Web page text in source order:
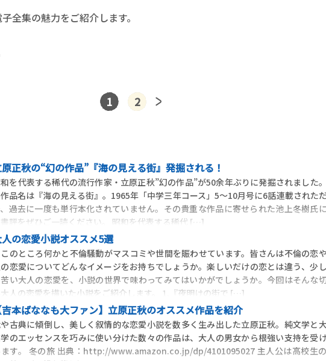
全集の魅力をご紹介します。
1 2
正秋の“幻の作品”『海の見える街』発掘される！
を代表する稀代の流行作家・立原正秋”幻の作品”が50余年ぶりに発掘されました
品名は『海の見える街』。1965年「中学三年コース」5～10月号に6話連載された
過去に一度も単行本化されていません。その貴重な作品に寄せられた池上冬樹氏
書評をぜひご一読ください。 昭和を代表する稀代 […]
の恋愛小説オススメ5選
のところ何かと不倫騒動がマスコミや世間を賑わせています。皆さんは不倫の恋
恋愛についてどんなイメージをお持ちでしょうか。楽しいだけの恋とは違う、少
い大人の恋愛を、小説の世界で味わってみてはいかがでしょうか。今回はそんな
人の恋愛を描いた小説をご紹介します。 1.『夜明けの街で […]
吉本ばななも大ファン】立原正秋のオススメ作品を紹介
古典に傾倒し、美しく叙情的な恋愛小説を数多く生み出した立原正秋。純文学と
のエッセンスを巧みに使い分けた数々の作品は、大人の男女から根強い支持を受
す。 冬の旅 出典：http://www.amazon.co.jp/dp/4101095027 主人公は高校生